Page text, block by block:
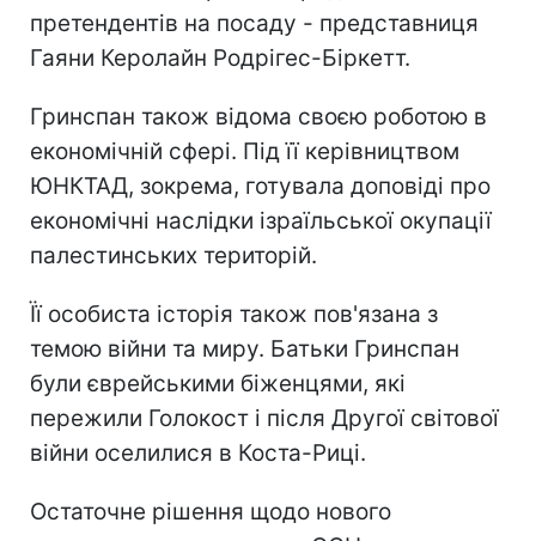
претендентів на посаду - представниця
Гаяни Керолайн Родрігес-Біркетт.
Гринспан також відома своєю роботою в
економічній сфері. Під її керівництвом
ЮНКТАД, зокрема, готувала доповіді про
економічні наслідки ізраїльської окупації
палестинських територій.
Її особиста історія також пов'язана з
темою війни та миру. Батьки Гринспан
були єврейськими біженцями, які
пережили Голокост і після Другої світової
війни оселилися в Коста-Риці.
Остаточне рішення щодо нового